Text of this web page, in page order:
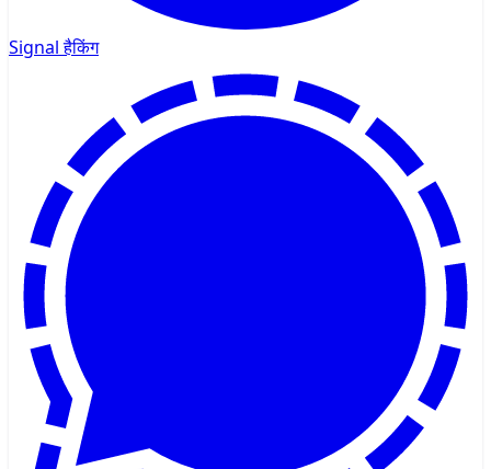
Signal हैकिंग